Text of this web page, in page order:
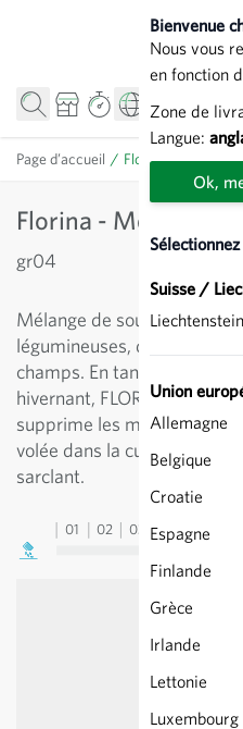
Bienvenue
Nous vous
en fonction
Zone de
Langue:
Ok,
Suisse /
Liechtenstein
Union
Allemagne
Belgique
Croatie
Espagne
Finlande
Grèce
Irlande
Lettonie
Luxembourg
Page d’accueil / Florina - Mélange
Florina - Mélange
gr04
Mélange de sous-semis
légumineuses, de
champs. En tant que sous-
hivernant, FLORINA
supprime les mauvaises
volée dans la culture établie
sarclant.
01 02 03 04 05